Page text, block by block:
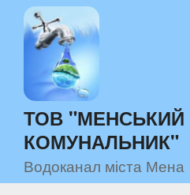
Перейти
вмісту
ТОВ "МЕНСЬКИЙ
КОМУНАЛЬНИК"
Водоканал міста Мена